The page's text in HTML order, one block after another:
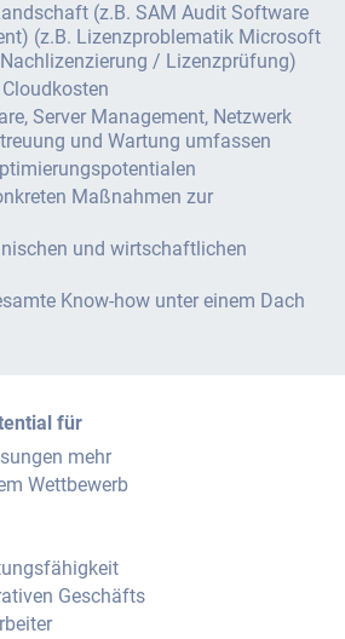
(z.B. SAM Audit Software
(z.B. Lizenzproblematik Microsoft
/ Lizenzprüfung)
Server Management, Netzwerk
und Wartung umfassen
Maßnahmen zur
und wirtschaftlichen
Know-how unter einem Dach
für
mehr
Wettbewerb
Geschäfts